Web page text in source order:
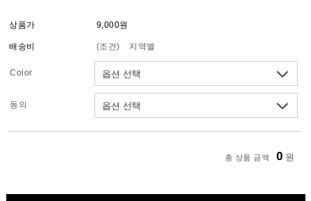
상품가 9,000원
배송비 (조건) 지역별
Color
동의
총 상품 금액 0 원